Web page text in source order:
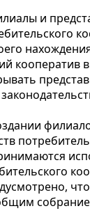
и
кооператив